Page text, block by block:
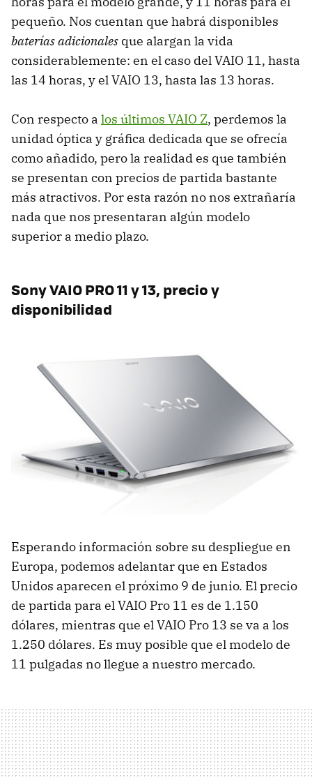
pequeño. Nos cuentan que habrá disponibles
baterías adicionales que alargan la vida
considerablemente: en el caso del VAIO 11, hasta
las 14 horas, y el VAIO 13, hasta las 13 horas.
Con respecto a los últimos VAIO Z, perdemos la
unidad óptica y gráfica dedicada que se ofrecía
como añadido, pero la realidad es que también
se presentan con precios de partida bastante
más atractivos. Por esta razón no nos extrañaría
nada que nos presentaran algún modelo
superior a medio plazo.
Sony VAIO PRO 11 y 13, precio y
disponibilidad
Esperando información sobre su despliegue en
Europa, podemos adelantar que en Estados
Unidos aparecen el próximo 9 de junio. El precio
de partida para el VAIO Pro 11 es de 1.150
dólares, mientras que el VAIO Pro 13 se va a los
1.250 dólares. Es muy posible que el modelo de
11 pulgadas no llegue a nuestro mercado.